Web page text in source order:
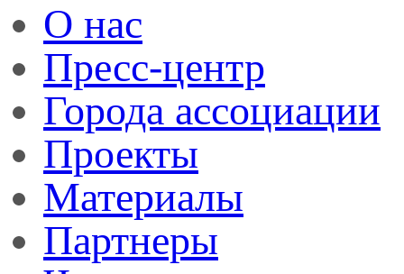
О нас
Пресс-центр
Города ассоциации
Проекты
Материалы
Партнеры